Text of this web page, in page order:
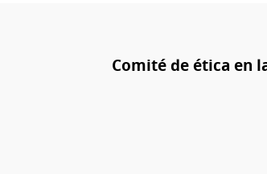
Comité de ética en